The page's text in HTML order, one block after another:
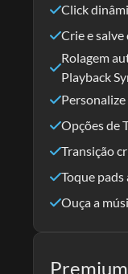
Click
Crie e
Rolagem
Playback
Opções de
Transição
Toque
Ouça a
Premium